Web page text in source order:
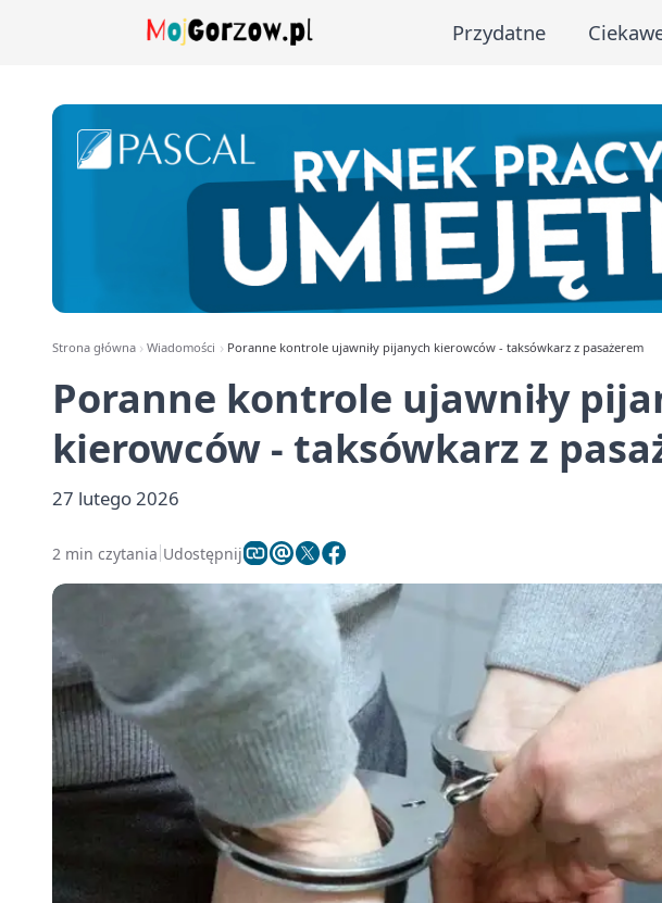
Przydatne
Strona główna Wiadomości Poranne kontrole ujawniły pijanych kierowców - taksówkarz z pasażerem
Poranne kontrole ujawniły
kierowców - taksówkarz z
27 lutego 2026
2 min czytania Udostępnij